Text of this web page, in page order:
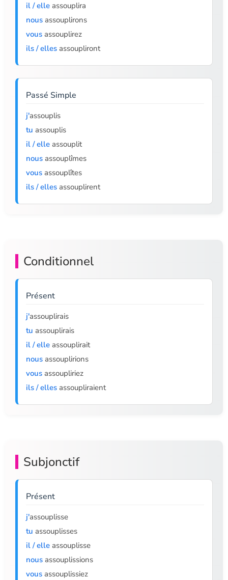
il / elle assouplira
nous assouplirons
vous assouplirez
ils / elles assoupliront
Passé Simple
j'assouplis
tu assouplis
il / elle assouplit
nous assouplîmes
vous assouplîtes
ils / elles assouplirent
Conditionnel
Présent
j'assouplirais
tu assouplirais
il / elle assouplirait
nous assouplirions
vous assoupliriez
ils / elles assoupliraient
Subjonctif
Présent
j'assouplisse
tu assouplisses
il / elle assouplisse
nous assouplissions
vous assouplissiez